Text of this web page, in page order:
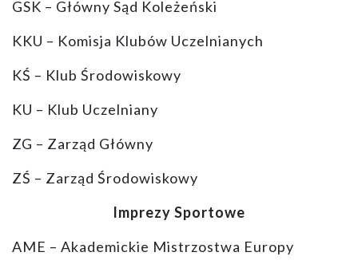
GSK – Główny Sąd Koleżeński
KKU – Komisja Klubów Uczelnianych
KŚ – Klub Środowiskowy
KU – Klub Uczelniany
ZG – Zarząd Główny
ZŚ – Zarząd Środowiskowy
Imprezy Sportowe
AME – Akademickie Mistrzostwa Europy